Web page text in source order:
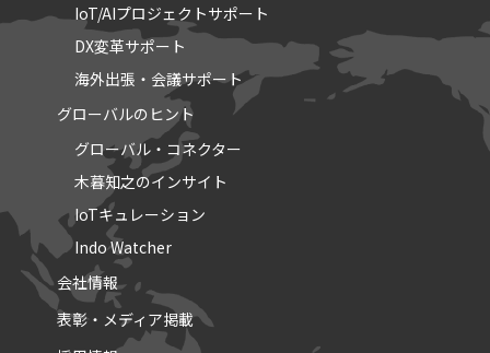
IoT/AIプロジェクトサポート
DX変革サポート
海外出張・会議サポート
グローバルのヒント
グローバル・コネクター
木暮知之のインサイト
IoTキュレーション
Indo Watcher
会社情報
表彰・メディア掲載